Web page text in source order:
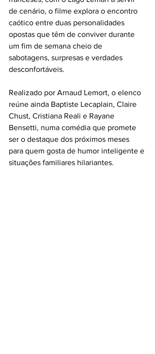
de cenário, o filme explora o encontro
caótico entre duas personalidades
opostas que têm de conviver durante
um fim de semana cheio de
sabotagens, surpresas e verdades
desconfortáveis.
Realizado por Arnaud Lemort, o elenco
reúne ainda Baptiste Lecaplain, Claire
Chust, Cristiana Reali e Rayane
Bensetti, numa comédia que promete
ser o destaque dos próximos meses
para quem gosta de humor inteligente e
situações familiares hilariantes.